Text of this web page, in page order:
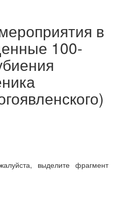
в
100-
выделите фрагмент